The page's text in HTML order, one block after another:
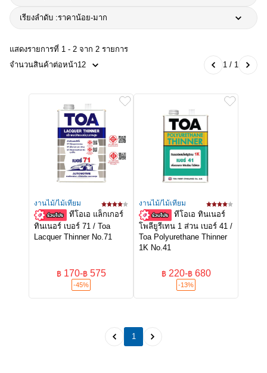
เรียงลำดับ :ราคาน้อย-มาก
แสดงรายการที่ 1 - 2 จาก 2 รายการ
จำนวนสินค้าต่อหน้า12 1 / 1
งานไม้/ไม้เทียม
ทีโอเอ แล็กเกอร์
ทินเนอร์ เบอร์ 71 / Toa
Lacquer Thinner No.71
฿ 170-฿ 575
-45%
งานไม้/ไม้เทียม
ทีโอเอ ทินเนอร์
โพลียูรีเทน 1 ส่วน เบอร์ 41 /
Toa Polyurethane Thinner
1K No.41
฿ 220-฿ 680
-13%
1